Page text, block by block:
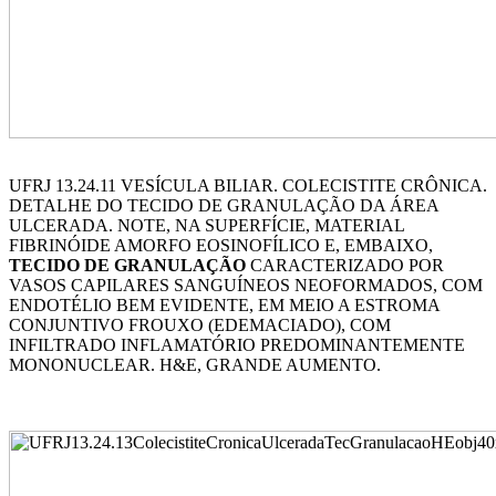
UFRJ 13.24.11 VESÍCULA BILIAR. COLECISTITE CRÔNICA.
DETALHE DO TECIDO DE GRANULAÇÃO DA ÁREA
ULCERADA. NOTE, NA SUPERFÍCIE, MATERIAL
FIBRINÓIDE AMORFO EOSINOFÍLICO E, EMBAIXO,
TECIDO DE GRANULAÇÃO CARACTERIZADO POR
VASOS CAPILARES SANGUÍNEOS NEOFORMADOS, COM
ENDOTÉLIO BEM EVIDENTE, EM MEIO A ESTROMA
CONJUNTIVO FROUXO (EDEMACIADO), COM
INFILTRADO INFLAMATÓRIO PREDOMINANTEMENTE
MONONUCLEAR. H&E, GRANDE AUMENTO.